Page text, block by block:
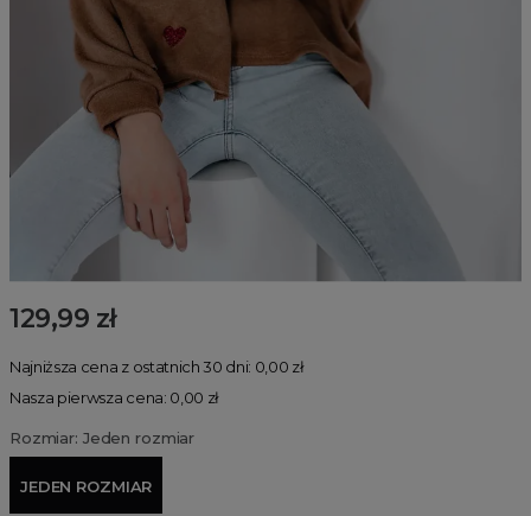
129,99 zł
Najniższa cena z ostatnich 30 dni: 0,00 zł
Nasza pierwsza cena: 0,00 zł
Rozmiar: Jeden rozmiar
JEDEN ROZMIAR